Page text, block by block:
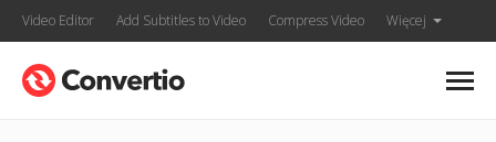
Video Editor Add Subtitles to Video Compress Video Więcej